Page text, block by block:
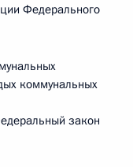
Федерального
коммунальных
закон